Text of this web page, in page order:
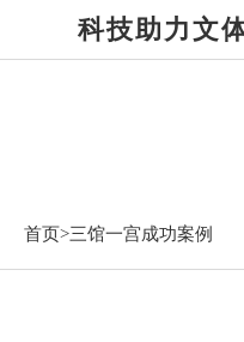
科技助力文
首页>三馆一宫成功案例